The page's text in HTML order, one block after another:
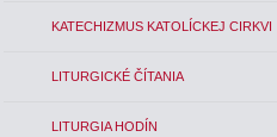
KATECHIZMUS KATOLÍCKEJ CIRKVI
LITURGICKÉ ČÍTANIA
LITURGIA HODÍN